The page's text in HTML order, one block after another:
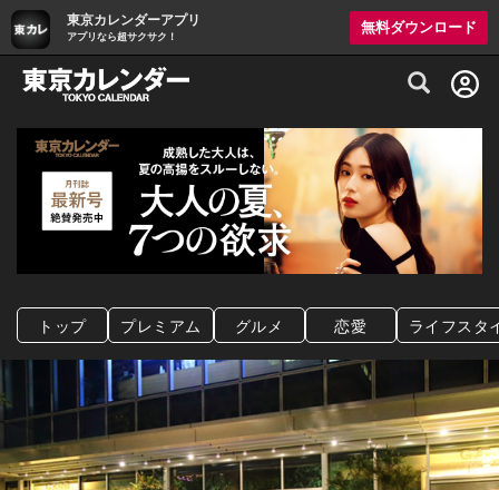
東京カレンダーアプリ
アプリなら超サクサク！
無料ダウンロード
グルメ情報・プレミアムレストラン予約
トップ プレミアム グルメ 恋愛 ライフスタ